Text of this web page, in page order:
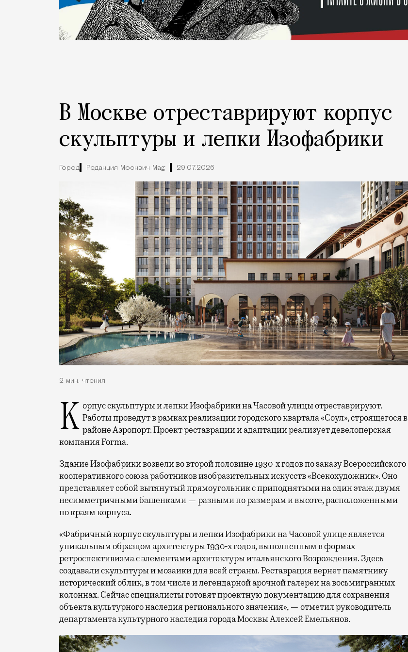
В Москве отреставрируют корпус
скульптуры и лепки Изофабрики
Город Редакция Москвич Mag 29.07.2026
2 мин. чтения
Корпус скульптуры и лепки Изофабрики на Часовой улицы отреставрируют. Работы проведут в рамках реализации городского квартала «Соул», строящегося в
районе Аэропорт. Проект реставрации и адаптации реализует девелоперская
компания Forma.
Здание Изофабрики возвели во второй половине 1930-х годов по заказу Всероссийского
кооперативного союза работников изобразительных искусств «Всекохудожник». Оно
представляет собой вытянутый прямоугольник с приподнятыми на один этаж двумя
несимметричными башенками — разными по размерам и высоте, расположенными
по краям корпуса.
«Фабричный корпус скульптуры и лепки Изофабрики на Часовой улице является
уникальным образцом архитектуры 1930-х годов, выполненным в формах
ретроспективизма с элементами архитектуры итальянского Возрождения. Здесь
создавали скульптуры и мозаики для всей страны. Реставрация вернет памятнику
исторический облик, в том числе и легендарной арочной галереи на восьмигранных
колоннах. Сейчас специалисты готовят проектную документацию для сохранения
объекта культурного наследия регионального значения», — отметил руководитель
департамента культурного наследия города Москвы Алексей Емельянов.